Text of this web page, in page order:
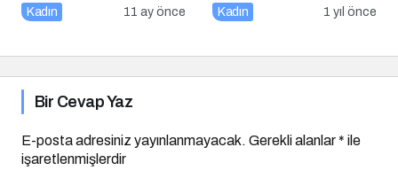
Kadın 11 ay önce
Buluştu
Kadın 1 yıl önce
Bir Cevap Yaz
E-posta adresiniz yayınlanmayacak. Gerekli alanlar* ile
işaretlenmişlerdir